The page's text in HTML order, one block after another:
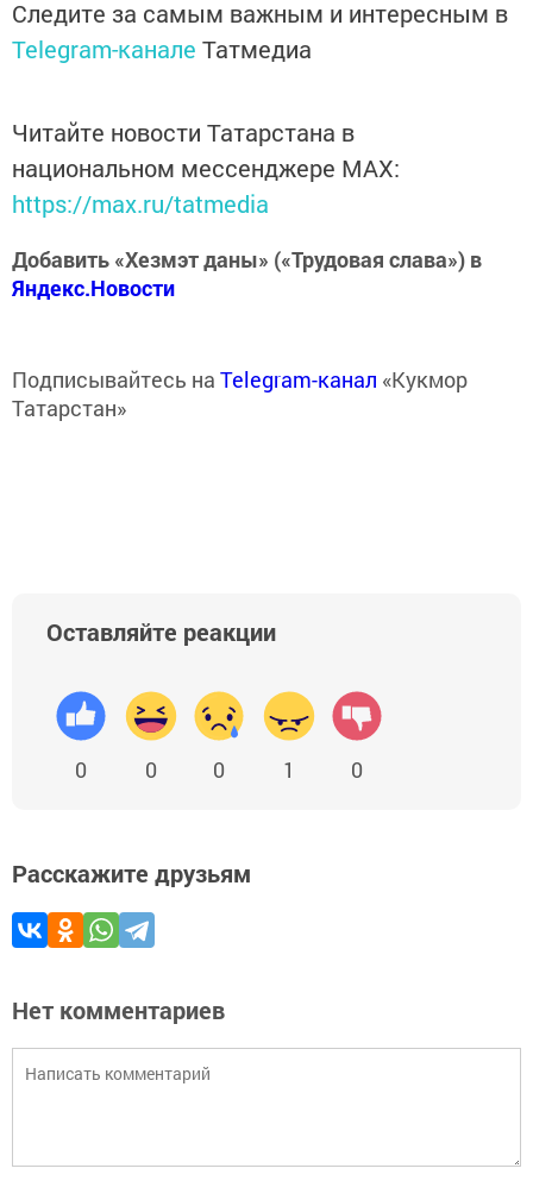
Следите за самым важным и интересным в
Telegram-канале Татмедиа
Читайте новости Татарстана в
национальном мессенджере MАХ:
https://max.ru/tatmedia
Добавить «Хезмэт даны» («Трудовая слава») в
Яндекс.Новости
Подписывайтесь на Telegram-канал «Кукмор
Татарстан»
Оставляйте реакции
0 0 0 1 0
Расскажите друзьям
Нет комментариев